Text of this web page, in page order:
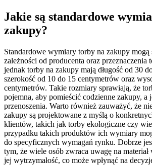
Jakie są standardowe
zakupy?
Standardowe wymiary torby na zakupy
zależności od producenta oraz przeznaczenia
jednak torby na zakupy mają długość od 30
szerokość od 10 do 15 centymetrów oraz
centymetrów. Takie rozmiary sprawiają, że
pojemna, aby pomieścić codzienne zakupy, a
przenoszenia. Warto również zauważyć, że
zakupy są projektowane z myślą o
klientów, takich jak torby ekologiczne czy
przypadku takich produktów ich wymiary
do specyficznych wymagań rynku. Dobrze
tym, że wiele osób zwraca uwagę na
jej wytrzymałość, co może wpłynąć na